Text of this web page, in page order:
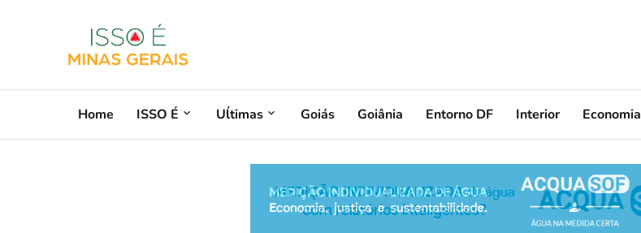
Home ISSO É Uĺtimas Goiás Goiânia Entorno DF Interior Economia